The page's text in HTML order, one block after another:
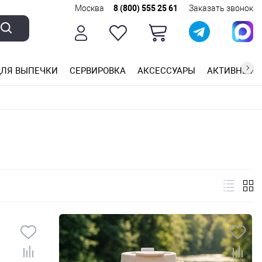
Москва 8 (800) 555 25 61 Заказать звонок
ВЫПЕЧКИ СЕРВИРОВКА АКСЕССУАРЫ АКТИВНЫЙ